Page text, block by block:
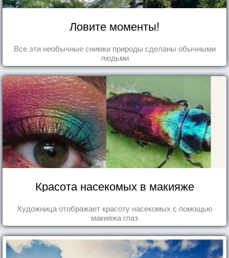
Ловите моменты!
Все эти необычные снимки природы сделаны обычными
людьми
Красота насекомых в макияже
Художница отображает красоту насекомых с помощью
макияжа глаз